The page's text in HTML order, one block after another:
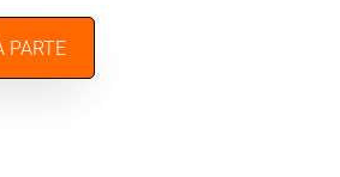
PARTE